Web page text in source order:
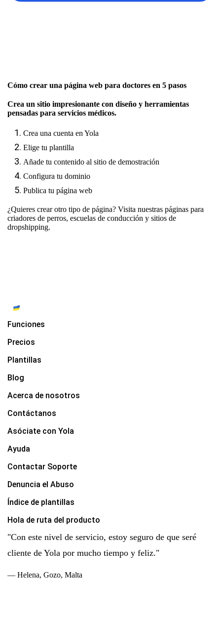
Cómo crear una página web para doctores en 5 pasos
Crea un sitio impresionante con diseño y herramientas
pensadas para servicios médicos.
Crea una cuenta en Yola
Elige tu plantilla
Añade tu contenido al sitio de demostración
Configura tu dominio
Publica tu página web
¿Quieres crear otro tipo de página? Visita nuestras páginas para
criadores de perros, escuelas de conducción y sitios de
dropshipping.
Funciones
Precios
Plantillas
Blog
Acerca de nosotros
Contáctanos
Asóciate con Yola
Ayuda
Contactar Soporte
Denuncia el Abuso
Índice de plantillas
Hola de ruta del producto
"Con este nivel de servicio, estoy seguro de que seré
cliente de Yola por mucho tiempo y feliz."
— Helena, Gozo, Malta